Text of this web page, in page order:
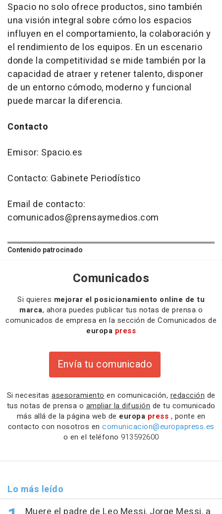
Spacio no solo ofrece productos, sino también
una visión integral sobre cómo los espacios
influyen en el comportamiento, la colaboración y
el rendimiento de los equipos. En un escenario
donde la competitividad se mide también por la
capacidad de atraer y retener talento, disponer
de un entorno cómodo, moderno y funcional
puede marcar la diferencia.
Contacto
Emisor: Spacio.es
Contacto: Gabinete Periodístico
Email de contacto:
comunicados@prensaymedios.com
Contenido patrocinado
Comunicados
Si quieres mejorar el posicionamiento online de tu
marca, ahora puedes publicar tus notas de prensa o
comunicados de empresa en la sección de Comunicados de
europa press
Envía tu comunicado
Si necesitas asesoramiento en comunicación, redacción de
tus notas de prensa o ampliar la difusión de tu comunicado
más allá de la página web de europa press , ponte en
contacto con nosotros en comunicacion@europapress.es
o en el teléfono 913592600
Lo más leído